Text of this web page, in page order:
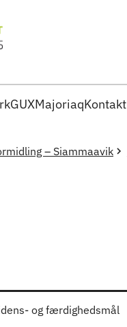
GUXMajoriaqKontakt
– Siammaavik
og færdighedsmål